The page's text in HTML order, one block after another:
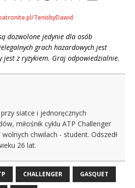
TenisbyDawid
dozwolone jedynie dla osób
grach hazardowych jest
jest z ryzykiem. Graj odpowiedzialnie.
siatce i jednoręcznych
miłośnik cyklu ATP Challenger
wolnych chwilach - student. Odszedł
26 lat.
CHALLENGER GASQUET